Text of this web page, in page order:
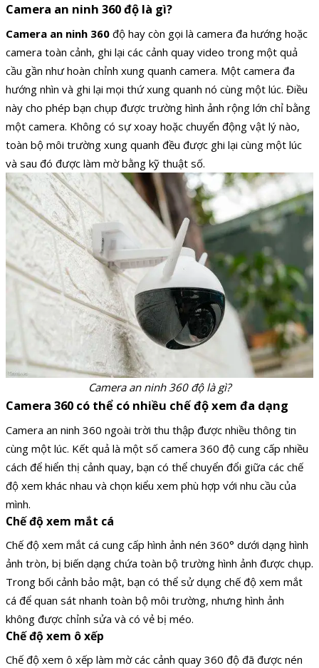
Camera an ninh 360 độ là gì?
Camera an ninh 360 độ hay còn gọi là camera đa hướng hoặc
camera toàn cảnh, ghi lại các cảnh quay video trong một quả
cầu gần như hoàn chỉnh xung quanh camera. Một camera đa
hướng nhìn và ghi lại mọi thứ xung quanh nó cùng một lúc. Điều
này cho phép bạn chụp được trường hình ảnh rộng lớn chỉ bằng
một camera. Không có sự xoay hoặc chuyển động vật lý nào,
toàn bộ môi trường xung quanh đều được ghi lại cùng một lúc
và sau đó được làm mờ bằng kỹ thuật số.
Camera an ninh 360 độ là gì?
Camera 360 có thể có nhiều chế độ xem đa dạng
Camera an ninh 360 ngoài trời thu thập được nhiều thông tin
cùng một lúc. Kết quả là một số camera 360 độ cung cấp nhiều
cách để hiển thị cảnh quay, bạn có thể chuyển đổi giữa các chế
độ xem khác nhau và chọn kiểu xem phù hợp với nhu cầu của
mình.
Chế độ xem mắt cá
Chế độ xem mắt cá cung cấp hình ảnh nén 360° dưới dạng hình
ảnh tròn, bị biến dạng chứa toàn bộ trường hình ảnh được chụp.
Trong bối cảnh bảo mật, bạn có thể sử dụng chế độ xem mắt
cá để quan sát nhanh toàn bộ môi trường, nhưng hình ảnh
không được chỉnh sửa và có vẻ bị méo.
Chế độ xem ô xếp
Chế độ xem ô xếp làm mờ các cảnh quay 360 độ đã được nén